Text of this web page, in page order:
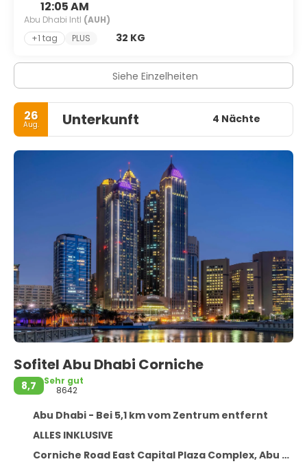
12:05 AM
Abu Dhabi Intl (AUH)
+1 tag
PLUS 32 KG
Siehe Einzelheiten
26
Aug. Unterkunft 4 Nächte
Sofitel Abu Dhabi Corniche
8,7
Sehr gut
8642
Abu Dhabi - Bei 5,1 km vom Zentrum entfernt
ALLES INKLUSIVE
Corniche Road East Capital Plaza Complex, Abu Dhabi 44966